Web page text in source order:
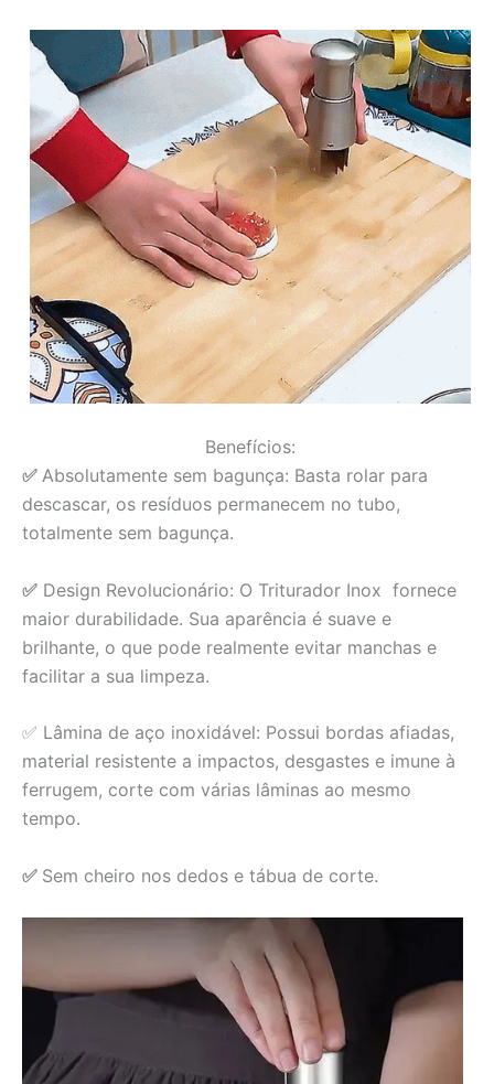
Benefícios:
✅ Absolutamente sem bagunça: Basta rolar para
descascar, os resíduos permanecem no tubo,
totalmente sem bagunça.
✅ Design Revolucionário: O Triturador Inox fornece
maior durabilidade. Sua aparência é suave e
brilhante, o que pode realmente evitar manchas e
facilitar a sua limpeza.
✅ Lâmina de aço inoxidável: Possui bordas afiadas,
material resistente a impactos, desgastes e imune à
ferrugem, corte com várias lâminas ao mesmo
tempo.
✅ Sem cheiro nos dedos e tábua de corte.